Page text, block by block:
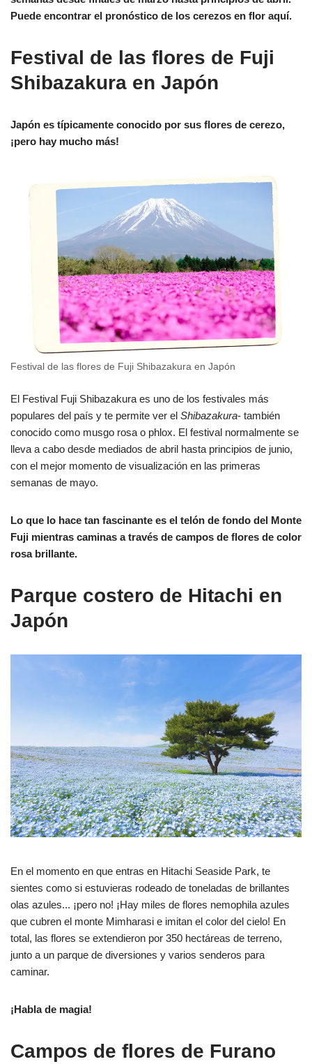
Puede encontrar el pronóstico de los cerezos en flor aquí.
Festival de las flores de Fuji
Shibazakura en Japón
Japón es típicamente conocido por sus flores de cerezo,
¡pero hay mucho más!
Festival de las flores de Fuji Shibazakura en Japón
El Festival Fuji Shibazakura es uno de los festivales más
populares del país y te permite ver el Shibazakura- también
conocido como musgo rosa o phlox. El festival normalmente se
lleva a cabo desde mediados de abril hasta principios de junio,
con el mejor momento de visualización en las primeras
semanas de mayo.
Lo que lo hace tan fascinante es el telón de fondo del Monte
Fuji mientras caminas a través de campos de flores de color
rosa brillante.
Parque costero de Hitachi en
Japón
En el momento en que entras en Hitachi Seaside Park, te
sientes como si estuvieras rodeado de toneladas de brillantes
olas azules... ¡pero no! ¡Hay miles de flores nemophila azules
que cubren el monte Mimharasi e imitan el color del cielo! En
total, las flores se extendieron por 350 hectáreas de terreno,
junto a un parque de diversiones y varios senderos para
caminar.
¡Habla de magia!
Campos de flores de Furano